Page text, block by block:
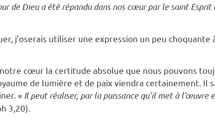
de Dieu a été répandu dans nos cœur par le saint
j’oserais utiliser une expression un peu
cœur la certitude absolue que nous pouvons
de lumière et de paix viendra certainement. Il
« Il peut réaliser, par la puissance qu’il met à l’œuvre
3,20).